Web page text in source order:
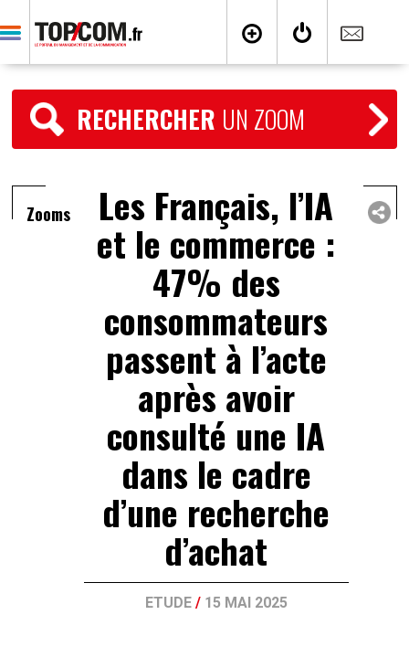
RECHERCHER UN ZOOM
Zooms Les Français, l’IA
et le commerce :
47% des
consommateurs
passent à l’acte
après avoir
consulté une IA
dans le cadre
d’une recherche
d’achat
ETUDE/ 15 MAI 2025